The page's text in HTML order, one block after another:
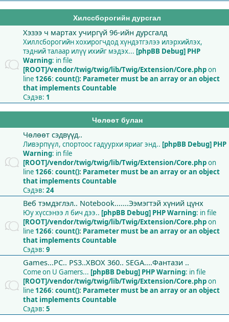
Хилссборогийн дурсгал
Хэзээ ч мартах учиргүй 96-ийн дурсгалд
Хиллсборогийн хохирогчдод хүндэтгэлээ илэрхийлэх,
тэдний талаар илүү ихийг мэдэх... [phpBB Debug] PHP
Warning: in file
[ROOT]/vendor/twig/twig/lib/Twig/Extension/Core.phpon
line 1266: count(): Parameter must be an array or an object
that implements Countable
Сэдэв: 1
Чөлөөт булан
Чөлөөт сэдвүүд..
Ливэрпүүл, спортоос гадуурхи яриаг энд.. [phpBB Debug] PHP
Warning: in file
[ROOT]/vendor/twig/twig/lib/Twig/Extension/Core.phpon
line 1266: count(): Parameter must be an array or an object
that implements Countable
Сэдэв: 24
Веб тэмдэглэл.. Notebook.......Ээмэгтэй хүний цүнх
Юу хүссэнээ л бич дээ.. [phpBB Debug] PHP Warning: in file
[ROOT]/vendor/twig/twig/lib/Twig/Extension/Core.phpon
line 1266: count(): Parameter must be an array or an object
that implements Countable
Сэдэв: 9
Games...PC.. PS3..XBOX 360.. SEGA....Фантази ..
Come on U Gamers... [phpBB Debug] PHP Warning: in file
[ROOT]/vendor/twig/twig/lib/Twig/Extension/Core.phpon
line 1266: count(): Parameter must be an array or an object
that implements Countable
Сэдэв: 5